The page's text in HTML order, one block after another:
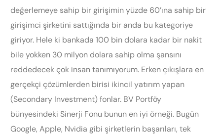
değerlemeye sahip bir girişimin yüzde 60’ına sahip bir
girişimci şirketini sattığında bir anda bu kategoriye
giriyor. Hele ki bankada 100 bin dolara kadar bir nakit
bile yokken 30 milyon dolara sahip olma şansını
reddedecek çok insan tanımıyorum. Erken çıkışlara en
gerçekçi çözümlerden birisi ikincil yatırım yapan
(Secondary Investment) fonlar. BV Portföy
bünyesindeki Sinerji Fonu bunun en iyi örneği. Bugün
Google, Apple, Nvidia gibi şirketlerin başarıları, tek